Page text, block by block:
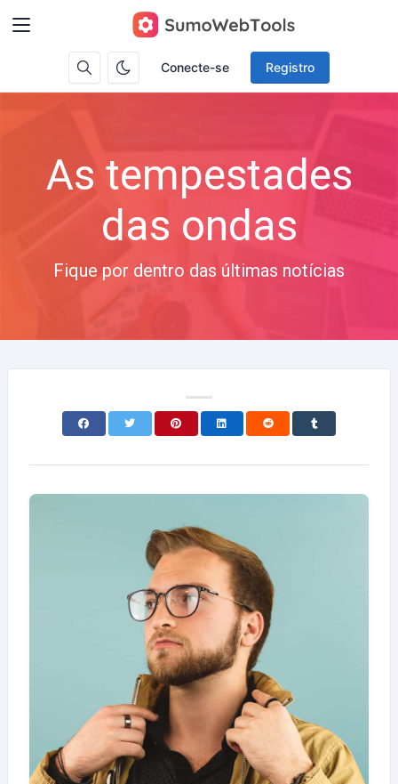
Conecte-se Registro
As tempestades
das ondas
Fique por dentro das últimas notícias